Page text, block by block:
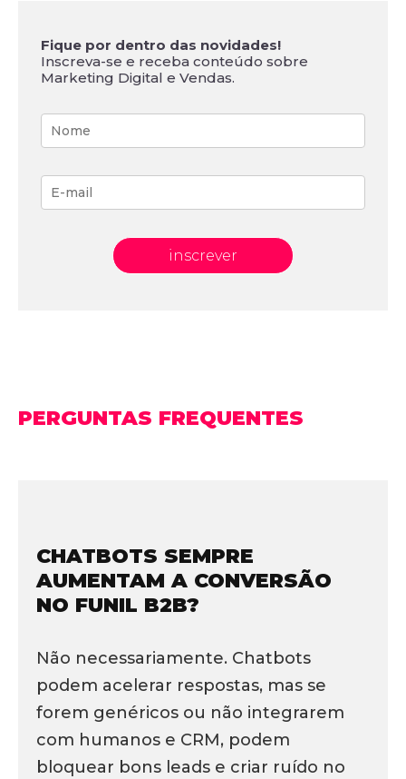
Fique por dentro das novidades!
Inscreva-se e receba conteúdo sobre
Marketing Digital e Vendas.
inscrever
PERGUNTAS FREQUENTES
CHATBOTS SEMPRE
AUMENTAM A CONVERSÃO
NO FUNIL B2B?
Não necessariamente. Chatbots
podem acelerar respostas, mas se
forem genéricos ou não integrarem
com humanos e CRM, podem
bloquear bons leads e criar ruído no